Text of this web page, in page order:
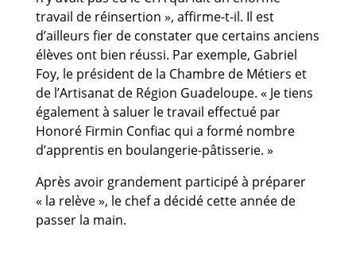
travail de réinsertion », affirme-t-il. Il est
d’ailleurs fier de constater que certains anciens
élèves ont bien réussi. Par exemple, Gabriel
Foy, le président de la Chambre de Métiers et
de l’Artisanat de Région Guadeloupe. « Je tiens
également à saluer le travail effectué par
Honoré Firmin Confiac qui a formé nombre
d’apprentis en boulangerie-pâtisserie. »
Après avoir grandement participé à préparer
« la relève », le chef a décidé cette année de
passer la main.